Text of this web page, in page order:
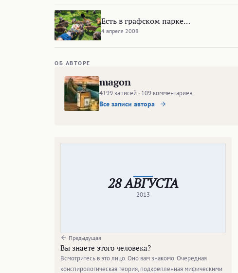
Есть в графском парке…
4 апреля 2008
ОБ АВТОРЕ
magon
4199 записей · 109 комментариев
Все записи автора
28 АВГУСТА
2013
Предыдущая
Вы знаете этого человека?
Всмотритесь в это лицо. Оно вам знакомо. Очередная
конспирологическая теория, подкрепленная мифическими